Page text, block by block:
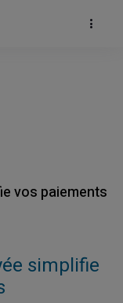
vos paiements
simplifie